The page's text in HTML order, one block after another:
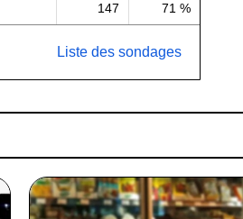
147 71 %
Liste des sondages